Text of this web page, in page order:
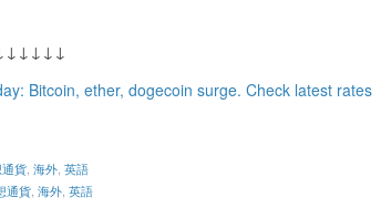
Bitcoin, ether, dogecoin surge. Check latest rates
貨 海外 英語
通貨 海外 英語